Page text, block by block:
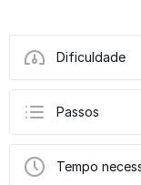
Dificuldade
Passos
Tempo